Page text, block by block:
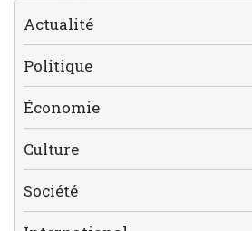
Actualité
Politique
Économie
Culture
Société